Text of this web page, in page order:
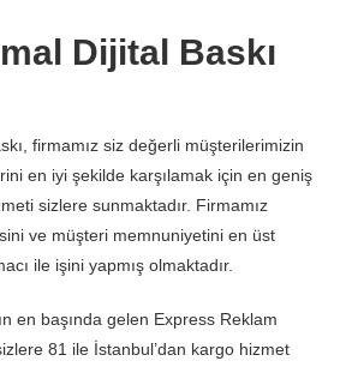
Dijital Baskı
firmamız siz değerli müşterilerimizin
en iyi şekilde karşılamak için en geniş
sizlere sunmaktadır. Firmamız
ve müşteri memnuniyetini en üst
ile işini yapmış olmaktadır.
en başında gelen Express Reklam
81 ile İstanbul’dan kargo hizmet